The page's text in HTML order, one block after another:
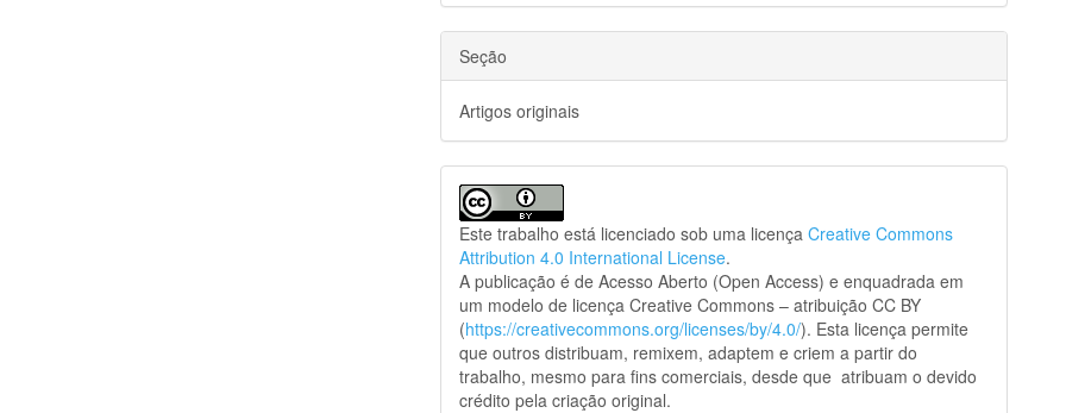
Seção
Artigos originais
Este trabalho está licenciado sob uma licençaCreative Commons
Attribution 4.0 International License.
A publicação é de Acesso Aberto (Open Access) e enquadrada em
um modelo de licença Creative Commons – atribuição CC BY
(https://creativecommons.org/licenses/by/4.0/). Esta licença permite
que outros distribuam, remixem, adaptem e criem a partir do
trabalho, mesmo para fins comerciais, desde que atribuam o devido
crédito pela criação original.